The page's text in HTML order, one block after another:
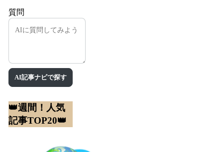
質問
AI記事ナビで探す
👑週間！人気
記事TOP20👑